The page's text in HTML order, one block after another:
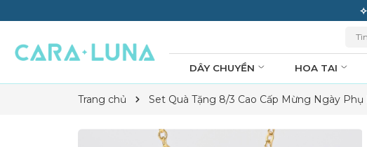
DÂY CHUYỀN HOA TAI
Trang chủ Set Quà Tặng 8/3 Cao Cấp Mừng Ngày